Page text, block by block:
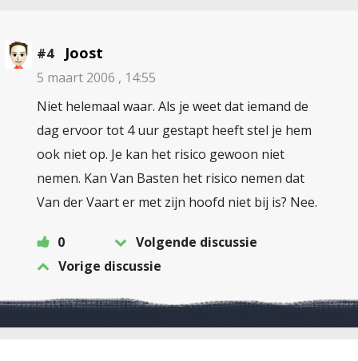
#4 Joost
5 maart 2006 , 14:55
Niet helemaal waar. Als je weet dat iemand de
dag ervoor tot 4 uur gestapt heeft stel je hem
ook niet op. Je kan het risico gewoon niet
nemen. Kan Van Basten het risico nemen dat
Van der Vaart er met zijn hoofd niet bij is? Nee.
0
Volgende discussie
Vorige discussie